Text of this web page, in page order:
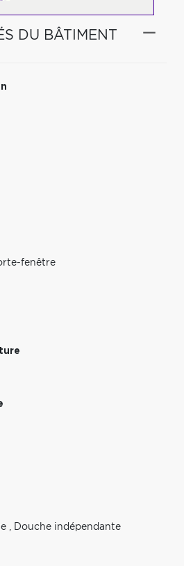
DU BÂTIMENT
fenêtre
, Douche indépendante